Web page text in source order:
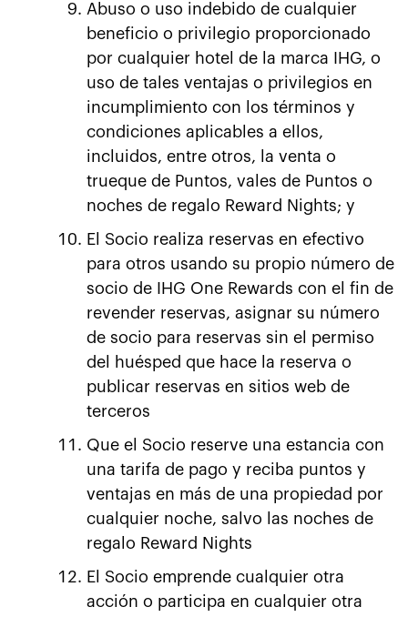
Abuso o uso indebido de cualquier
beneficio o privilegio proporcionado
por cualquier hotel de la marca IHG, o
uso de tales ventajas o privilegios en
incumplimiento con los términos y
condiciones aplicables a ellos,
incluidos, entre otros, la venta o
trueque de Puntos, vales de Puntos o
noches de regalo Reward Nights; y
El Socio realiza reservas en efectivo
para otros usando su propio número de
socio de IHG One Rewards con el fin de
revender reservas, asignar su número
de socio para reservas sin el permiso
del huésped que hace la reserva o
publicar reservas en sitios web de
terceros
Que el Socio reserve una estancia con
una tarifa de pago y reciba puntos y
ventajas en más de una propiedad por
cualquier noche, salvo las noches de
regalo Reward Nights
El Socio emprende cualquier otra
acción o participa en cualquier otra